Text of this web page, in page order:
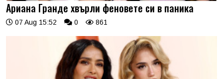
Ариана Гранде хвърли феновете си в паника
07 Aug 15:52 0 861